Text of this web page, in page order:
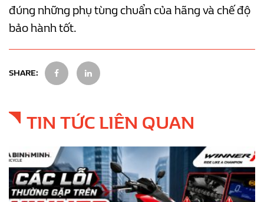
đúng những phụ tùng chuẩn của hãng và chế độ
bảo hành tốt.
SHARE:
TIN TỨC LIÊN QUAN